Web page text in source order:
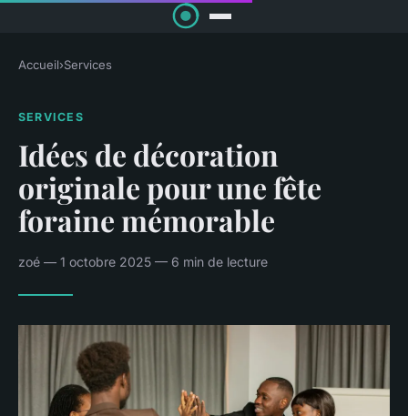
Accueil›Services
SERVICES
Idées de décoration
originale pour une fête
foraine mémorable
zoé — 1 octobre 2025 — 6 min de lecture